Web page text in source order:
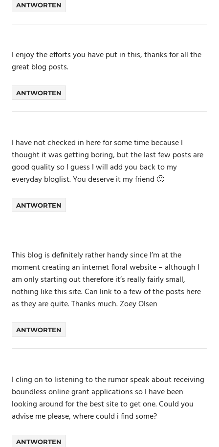
ANTWORTEN
I enjoy the efforts you have put in this, thanks for all the
great blog posts.
ANTWORTEN
I have not checked in here for some time because I
thought it was getting boring, but the last few posts are
good quality so I guess I will add you back to my
everyday bloglist. You deserve it my friend 🙂
ANTWORTEN
This blog is definitely rather handy since I’m at the
moment creating an internet floral website – although I
am only starting out therefore it’s really fairly small,
nothing like this site. Can link to a few of the posts here
as they are quite. Thanks much. Zoey Olsen
ANTWORTEN
I cling on to listening to the rumor speak about receiving
boundless online grant applications so I have been
looking around for the best site to get one. Could you
advise me please, where could i find some?
ANTWORTEN